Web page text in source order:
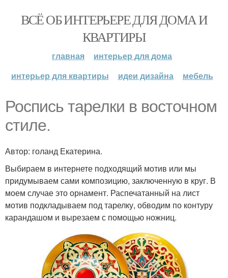
ВСЁ ОБ ИНТЕРЬЕРЕ ДЛЯ ДОМА И
КВАРТИРЫ
главная
интерьер для дома
интерьер для квартиры
идеи дизайна мебель
Роспись тарелки в восточном
стиле.
Автор: голанд Екатерина.
Выбираем в интернете подходящий мотив или мы
придумываем сами композицию, заключенную в круг. В
моем случае это орнамент. Распечатанный на лист
мотив подкладываем под тарелку, обводим по контуру
карандашом и вырезаем с помощью ножниц.